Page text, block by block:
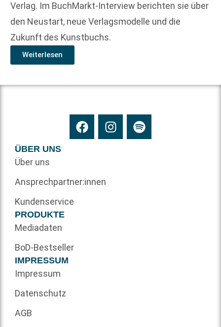
Verlag. Im BuchMarkt-Interview berichten sie über
den Neustart, neue Verlagsmodelle und die
Zukunft des Kunstbuchs.
Weiterlesen
ÜBER UNS
Über uns
Ansprechpartner:innen
Kundenservice
PRODUKTE
Mediadaten
BoD-Bestseller
IMPRESSUM
Impressum
Datenschutz
AGB